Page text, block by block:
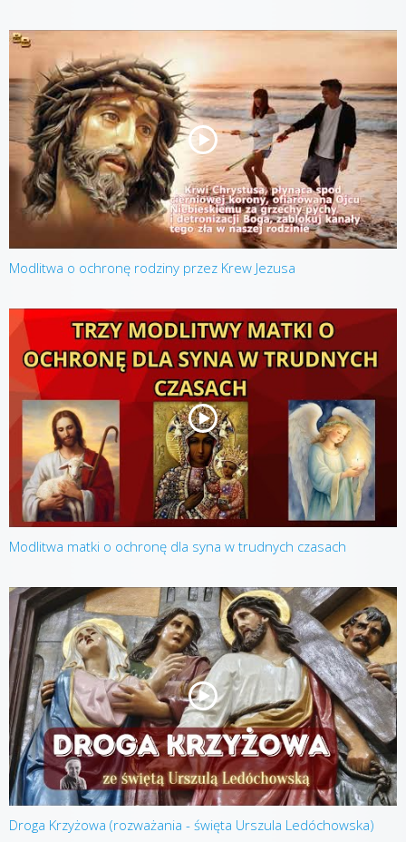
Modlitwa o ochronę rodziny przez Krew Jezusa
Modlitwa matki o ochronę dla syna w trudnych czasach
Droga Krzyżowa (rozważania - święta Urszula Ledóchowska)